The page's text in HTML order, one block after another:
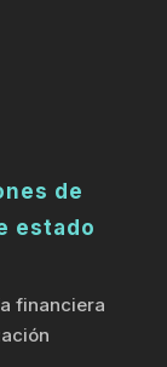
de
estado
financiera